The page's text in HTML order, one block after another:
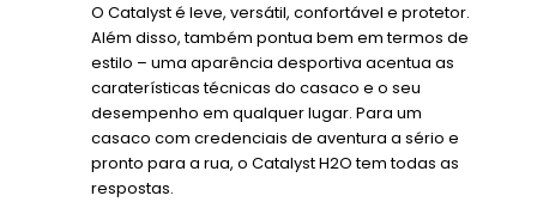
O Catalyst é leve, versátil, confortável e protetor.
Além disso, também pontua bem em termos de
estilo – uma aparência desportiva acentua as
caraterísticas técnicas do casaco e o seu
desempenho em qualquer lugar. Para um
casaco com credenciais de aventura a sério e
pronto para a rua, o Catalyst H2O tem todas as
respostas.